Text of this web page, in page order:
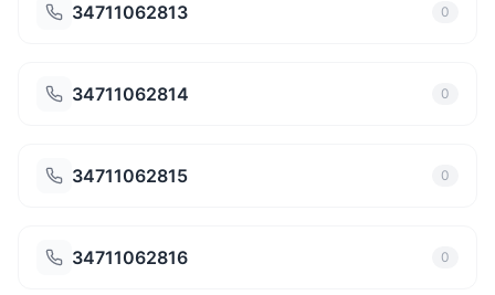
34711062813 0
34711062814 0
34711062815 0
34711062816 0